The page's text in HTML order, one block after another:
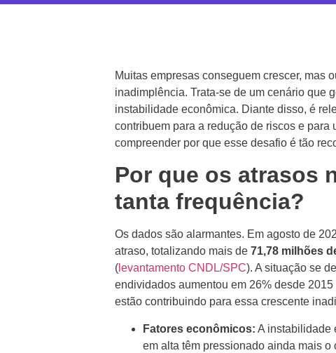
Muitas empresas conseguem crescer, mas
inadimplência. Trata-se de um cenário que
instabilidade econômica. Diante disso, é
contribuem para a redução de riscos e
compreender por que esse desafio é tão
Por que os atrasos
tanta frequência?
Os dados são alarmantes. Em agosto de
atraso, totalizando mais de 71,78 milhões
( levantamento CNDL/SPC). A situação se
endividados aumentou em 26% desde 2015
estão contribuindo para essa crescente
Fatores econômicos: A instabilidade
em alta têm pressionado ainda mais